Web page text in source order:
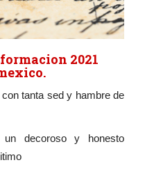
2021
tanta sed y hambre de
decoroso y honesto